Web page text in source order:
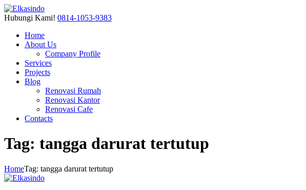
Hubungi Kami! 0814-1053-9383
Home
About Us
Company Profile
Services
Projects
Blog
Renovasi Rumah
Renovasi Kantor
Renovasi Cafe
Contacts
Tag: tangga darurat tertutup
HomeTag: tangga darurat tertutup